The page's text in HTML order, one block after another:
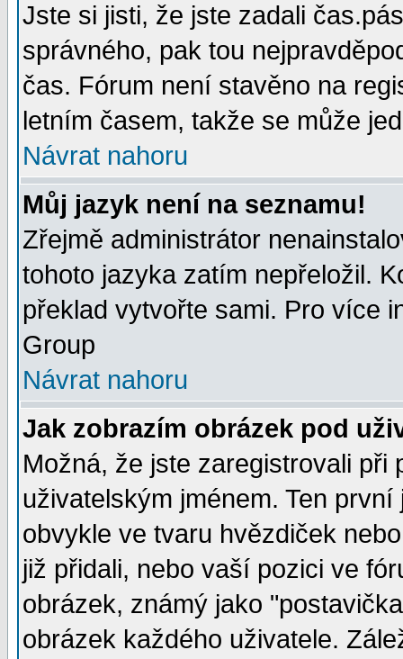
Jste si jisti, že jste zadali
správného, pak tou
čas. Fórum není stavěno na
letním časem, takže se může
Návrat nahoru
Můj jazyk není na seznamu!
Zřejmě administrátor
tohoto jazyka zatím nepřeložil.
překlad vytvořte sami. Pro více
Group
Návrat nahoru
Jak zobrazím obrázek pod
Možná, že jste zaregistrovali
uživatelským jménem. Ten
obvykle ve tvaru hvězdiček
již přidali, nebo vaší pozici ve
obrázek, známý jako
obrázek každého uživatele.